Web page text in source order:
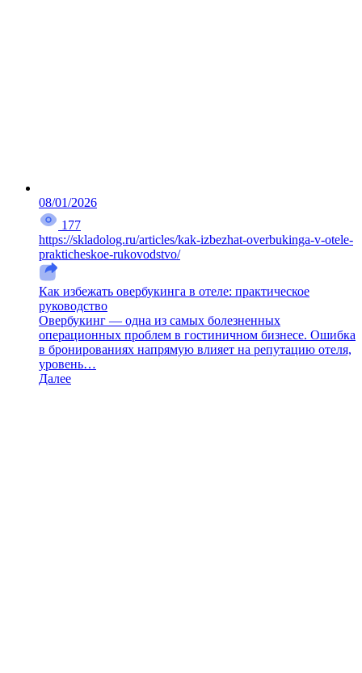
08/01/2026
177
https://skladolog.ru/articles/kak-izbezhat-overbukinga-v-otele-
prakticheskoe-rukovodstvo/
Как избежать овербукинга в отеле: практическое
руководство
Овербукинг — одна из самых болезненных
операционных проблем в гостиничном бизнесе. Ошибка
в бронированиях напрямую влияет на репутацию отеля,
уровень…
Далее